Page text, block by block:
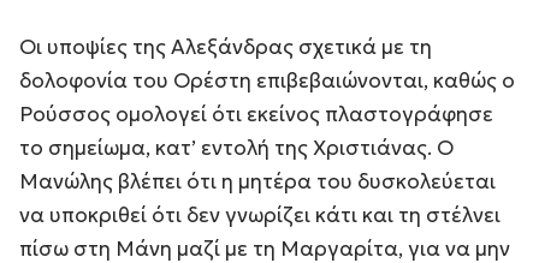
Οι υποψίες της Αλεξάνδρας σχετικά με τη
δολοφονία του Ορέστη επιβεβαιώνονται, καθώς ο
Ρούσσος ομολογεί ότι εκείνος πλαστογράφησε
το σημείωμα, κατ’ εντολή της Χριστιάνας. Ο
Μανώλης βλέπει ότι η μητέρα του δυσκολεύεται
να υποκριθεί ότι δεν γνωρίζει κάτι και τη στέλνει
πίσω στη Μάνη μαζί με τη Μαργαρίτα, για να μην